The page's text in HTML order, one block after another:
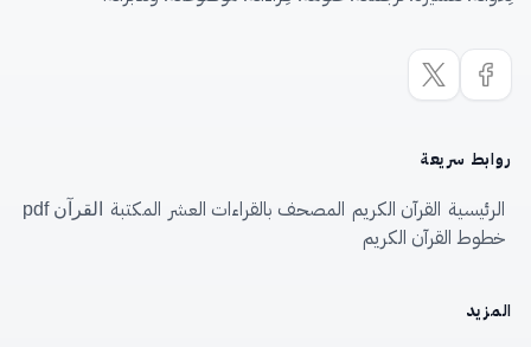
روابط سريعة
الرئيسية القرآن الكريم المصحف بالقراءات العشر المكتبة القرآن pdf
خطوط القرآن الكريم
المزيد